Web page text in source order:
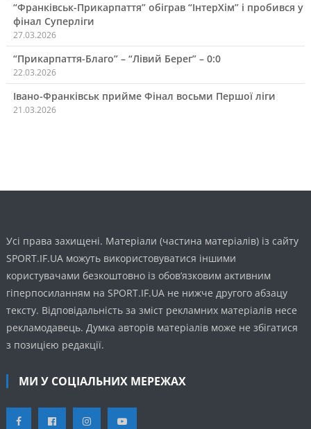
“Франківськ-Прикарпаття” обіграв “ІнтерХім” і пробився у
фінал Суперліги
27.03.2026
“Прикарпаття-Благо” – “Лівий Берег” – 0:0
22.03.2026
Івано-Франківськ прийме Фінал восьми Першої ліги
21.03.2026
Усі права захищені. Матеріали (частина матеріалів) із сайту
SPORT.IF.UA можуть використовуватися іншими
користувачами безкоштовно із обов’язковим активним
гіперпосиланням на SPORT.IF.UA не нижче другого абзацу
тексту. Відповідальність за зміст рекламних матеріалів несе
рекламодавець. Думка авторів матеріалів може не збігатися
з позицією редакції.
МИ У СОЦІАЛЬНИХ МЕРЕЖАХ